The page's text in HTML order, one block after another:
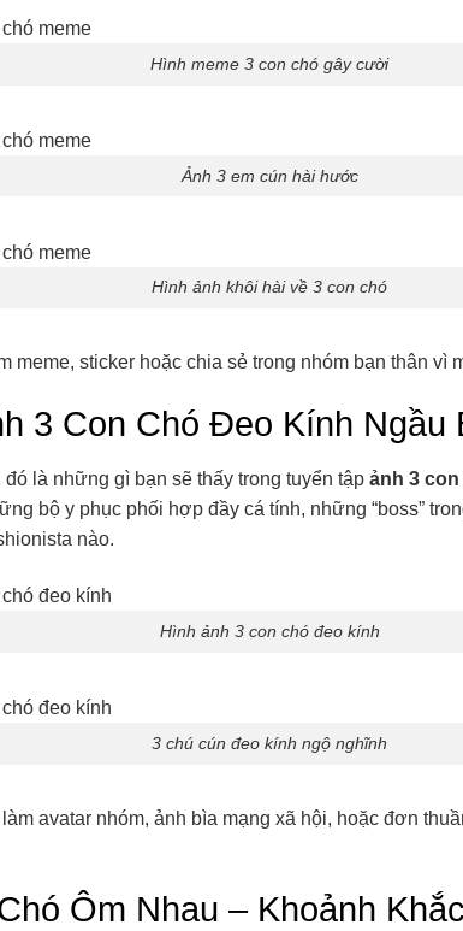
Hình meme 3 con chó gây cười
Ảnh 3 em cún hài hước
Hình ảnh khôi hài về 3 con chó
meme, sticker hoặc chia sẻ trong nhóm bạn thân vì
3 Con Chó Đeo Kính Ngầu
đó là những gì bạn sẽ thấy trong tuyển tập ảnh 3
bộ y phục phối hợp đầy cá tính, những “boss”
nào.
Hình ảnh 3 con chó đeo kính
3 chú cún đeo kính ngộ nghĩnh
avatar nhóm, ảnh bìa mạng xã hội, hoặc đơn
Ôm Nhau – Khoảnh